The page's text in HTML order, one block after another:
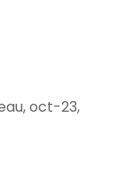
oct-23,